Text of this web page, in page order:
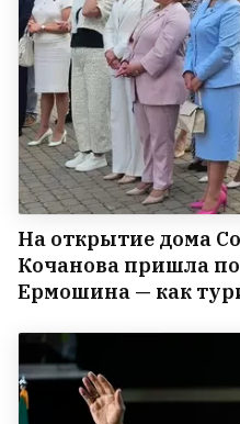
На открытие дома
Кочанова пришла
Ермошина — как